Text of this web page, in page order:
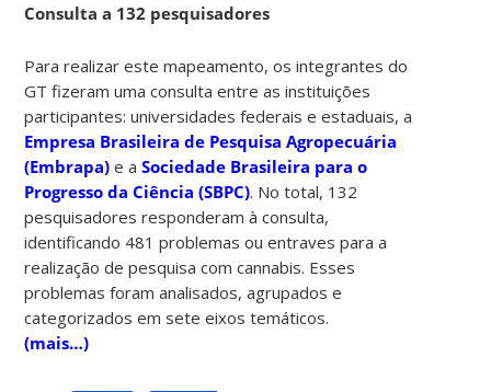
Consulta a 132 pesquisadores
Para realizar este mapeamento, os integrantes do
GT fizeram uma consulta entre as instituições
participantes: universidades federais e estaduais, a
Empresa Brasileira de Pesquisa Agropecuária
(Embrapa) e aSociedade Brasileira para o
Progresso da Ciência (SBPC). No total, 132
pesquisadores responderam à consulta,
identificando 481 problemas ou entraves para a
realização de pesquisa com cannabis. Esses
problemas foram analisados, agrupados e
categorizados em sete eixos temáticos.
(mais…)